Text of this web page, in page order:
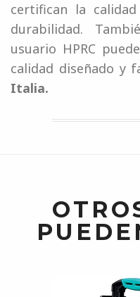
certifican la
durabilidad.
usuario HPRC
calidad diseñado y
Italia.